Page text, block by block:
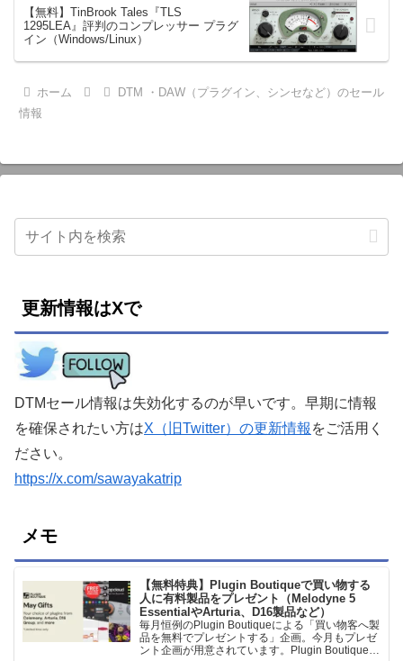
【無料】TinBrook Tales『TLS
1295LEA』評判のコンプレッサー プラグ
イン（Windows/Linux）
ホーム
DTM ・DAW（プラグイン、シンセなど）のセール
情報
更新情報はXで
DTMセール情報は失効化するのが早いです。早期に情報
を確保されたい方はX（旧Twitter）の更新情報 をご活用く
ださい。
https://x.com/sawayakatrip
メモ
【無料特典】Plugin Boutiqueで買い物する
人に有料製品をプレゼント（Melodyne 5
EssentialやArturia、D16製品など）
毎月恒例のPlugin Boutiqueによる「買い物客へ製
品を無料でプレゼントする」企画。今月もプレゼ
ント企画が用意されています。Plugin Boutiqueで